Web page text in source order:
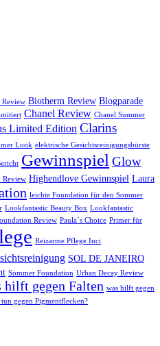
Review Biotherm Review Blogparade
Chanel Review Chanel Summer
Limited Edition Clarins
Look elektrische Gesichtsreinigungsbürste
Gewinnspiel Glow
Review Highendlove Gewinnspiel Laura
leichte Foundation für den Sommer
Lookfantastic Beauty Box Lookfantastic
Review Paula´s Choice Primer für
Reizarme Pflege Inci
SOL DE JANEIRO
Sommer Foundation Urban Decay Review
hilft gegen Falten was hilft gegen
tun gegen Pigmentflecken?